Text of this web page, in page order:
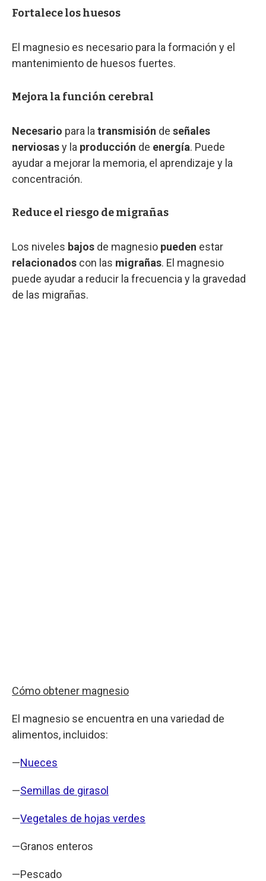
Fortalece los huesos
El magnesio es necesario para la formación y el
mantenimiento de huesos fuertes.
Mejora la función cerebral
Necesario para la transmisión de señales
nerviosasy la producción de energía. Puede
ayudar a mejorar la memoria, el aprendizaje y la
concentración.
Reduce el riesgo de migrañas
Los niveles bajos de magnesio pueden estar
relacionados con las migrañas. El magnesio
puede ayudar a reducir la frecuencia y la gravedad
de las migrañas.
Cómo obtener magnesio
El magnesio se encuentra en una variedad de
alimentos, incluidos:
—Nueces
—Semillas de girasol
—Vegetales de hojas verdes
—Granos enteros
—Pescado